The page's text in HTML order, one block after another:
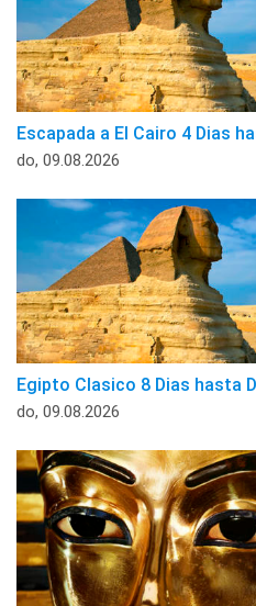
Escapada a El Cairo 4 Dias
do, 09.08.2026
Egipto Clasico 8 Dias hasta
do, 09.08.2026